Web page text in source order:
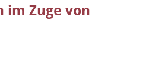
im Zuge von